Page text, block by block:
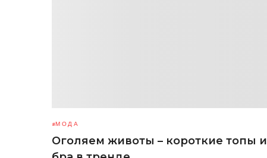
МОДА
Оголяем животы – короткие топы и